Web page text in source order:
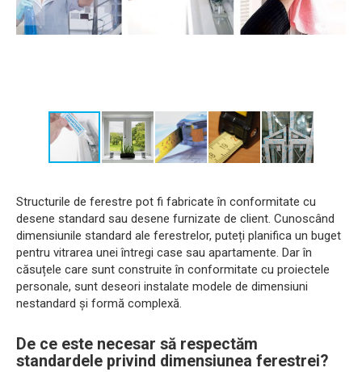
Structurile de ferestre pot fi fabricate în conformitate cu
desene standard sau desene furnizate de client. Cunoscând
dimensiunile standard ale ferestrelor, puteți planifica un buget
pentru vitrarea unei întregi case sau apartamente. Dar în
căsuțele care sunt construite în conformitate cu proiectele
personale, sunt deseori instalate modele de dimensiuni
nestandard și formă complexă.
De ce este necesar să respectăm
standardele privind dimensiunea ferestrei?